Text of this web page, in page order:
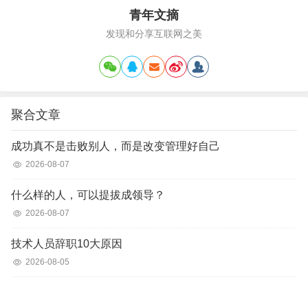
青年文摘
发现和分享互联网之美
聚合文章
成功真不是击败别人，而是改变管理好自己
2026-08-07
什么样的人，可以提拔成领导？
2026-08-07
技术人员辞职10大原因
2026-08-05